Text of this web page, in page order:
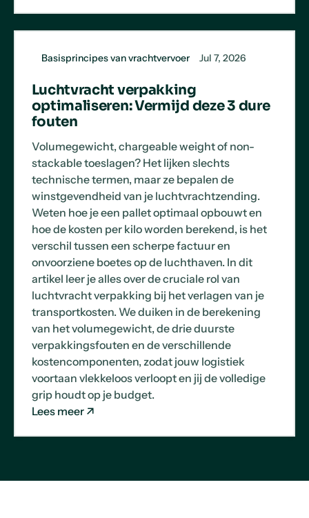
Basisprincipes van vrachtvervoer Jul 7, 2026
Luchtvracht verpakking
optimaliseren: Vermijd deze 3 dure
fouten
Volumegewicht, chargeable weight of non-
stackable toeslagen? Het lijken slechts
technische termen, maar ze bepalen de
winstgevendheid van je luchtvrachtzending.
Weten hoe je een pallet optimaal opbouwt en
hoe de kosten per kilo worden berekend, is het
verschil tussen een scherpe factuur en
onvoorziene boetes op de luchthaven. In dit
artikel leer je alles over de cruciale rol van
luchtvracht verpakking bij het verlagen van je
transportkosten. We duiken in de berekening
van het volumegewicht, de drie duurste
verpakkingsfouten en de verschillende
kostencomponenten, zodat jouw logistiek
voortaan vlekkeloos verloopt en jij de volledige
grip houdt op je budget.
Lees meer